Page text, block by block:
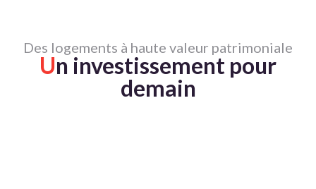
Des logements à haute valeur patrimoniale
Un investissement pour
demain